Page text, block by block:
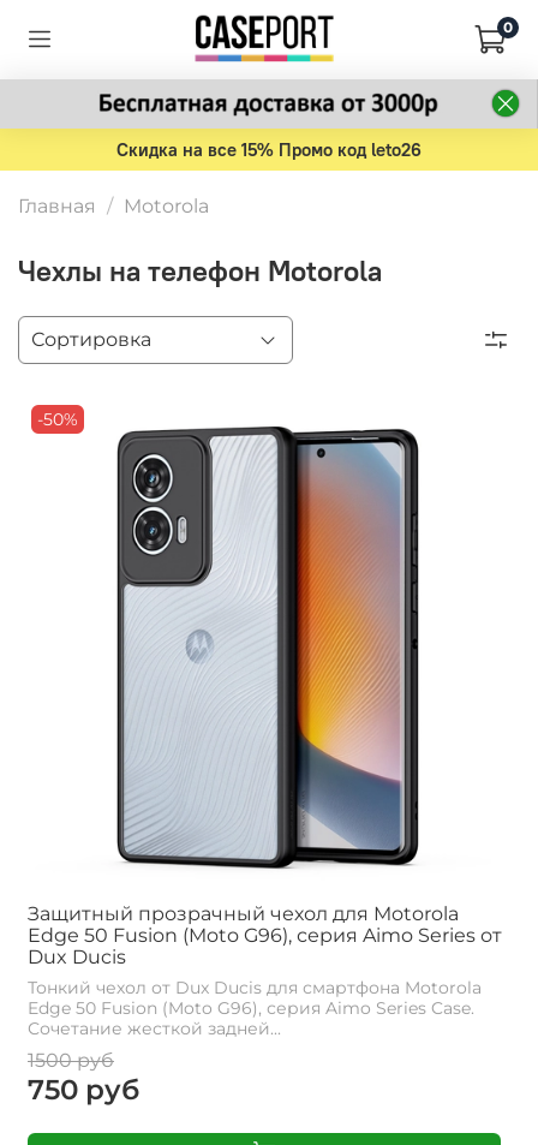
0
Скидка на все 15% Промо код leto26
Главная Motorola
Чехлы на телефон Motorola
-50%
Защитный прозрачный чехол для Motorola
Edge 50 Fusion (Moto G96), серия Aimo Series от
Dux Ducis
Тонкий чехол от Dux Ducis для смартфона Motorola
Edge 50 Fusion (Moto G96), серия Aimo Series Case.
Сочетание жесткой задней...
1500 руб
750 руб